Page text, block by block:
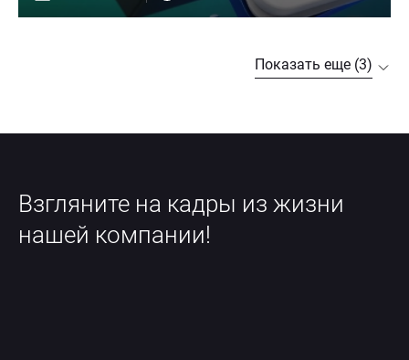
Показать еще (3)
Взгляните на кадры из жизни
нашей компании!